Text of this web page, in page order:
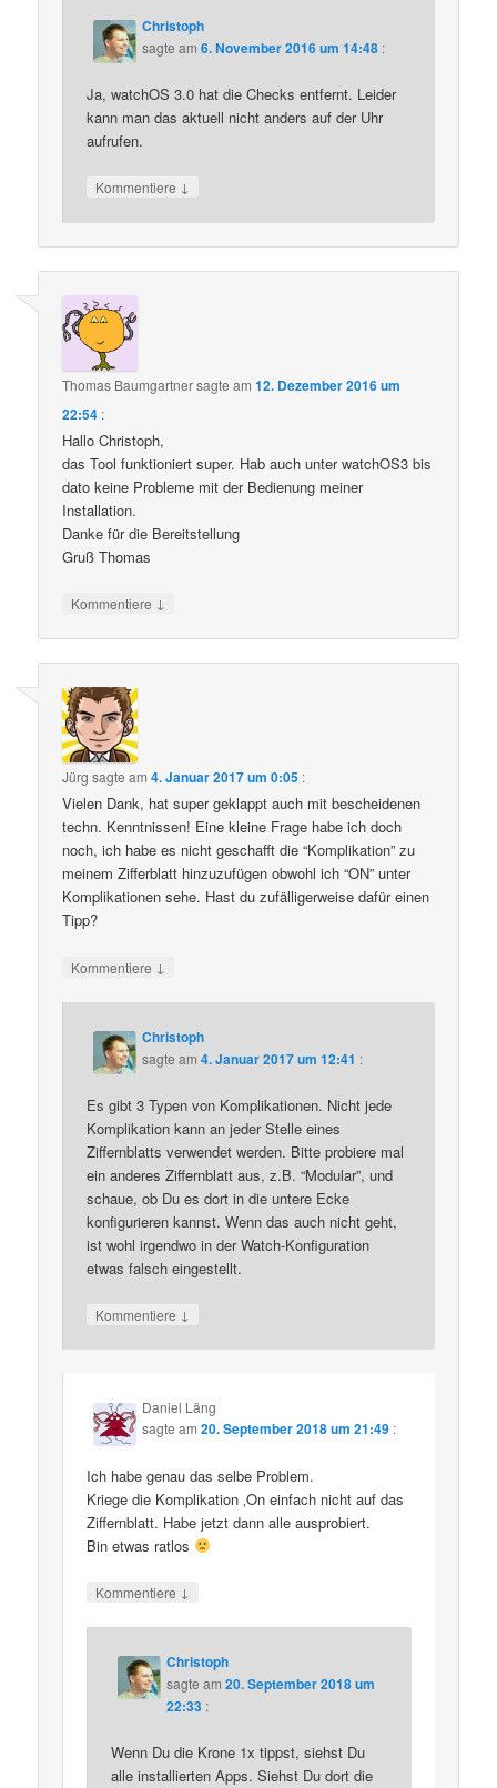
Christoph
sagte am6. November 2016 um 14:48 :
Ja, watchOS 3.0 hat die Checks entfernt. Leider
kann man das aktuell nicht anders auf der Uhr
aufrufen.
Kommentiere ↓
Thomas Baumgartnersagte am12. Dezember 2016 um
22:54 :
Hallo Christoph,
das Tool funktioniert super. Hab auch unter watchOS3 bis
dato keine Probleme mit der Bedienung meiner
Installation.
Danke für die Bereitstellung
Gruß Thomas
Kommentiere ↓
Jürg sagte am4. Januar 2017 um 0:05 :
Vielen Dank, hat super geklappt auch mit bescheidenen
techn. Kenntnissen! Eine kleine Frage habe ich doch
noch, ich habe es nicht geschafft die “Komplikation” zu
meinem Zifferblatt hinzuzufügen obwohl ich “ON” unter
Komplikationen sehe. Hast du zufälligerweise dafür einen
Tipp?
Kommentiere ↓
Christoph
sagte am4. Januar 2017 um 12:41 :
Es gibt 3 Typen von Komplikationen. Nicht jede
Komplikation kann an jeder Stelle eines
Ziffernblatts verwendet werden. Bitte probiere mal
ein anderes Ziffernblatt aus, z.B. “Modular”, und
schaue, ob Du es dort in die untere Ecke
konfigurieren kannst. Wenn das auch nicht geht,
ist wohl irgendwo in der Watch-Konfiguration
etwas falsch eingestellt.
Kommentiere ↓
Daniel Läng
sagte am20. September 2018 um 21:49 :
Ich habe genau das selbe Problem.
Kriege die Komplikation ‚On einfach nicht auf das
Ziffernblatt. Habe jetzt dann alle ausprobiert.
Bin etwas ratlos
Kommentiere ↓
Christoph
sagte am20. September 2018 um
22:33 :
Wenn Du die Krone 1x tippst, siehst Du
alle installierten Apps. Siehst Du dort die